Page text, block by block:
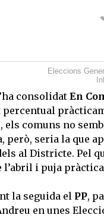
Eleccions
consolidat En
els comuns no
però, seria la que
al Districte. Pel
i puja
la seguida el PP,
en unes